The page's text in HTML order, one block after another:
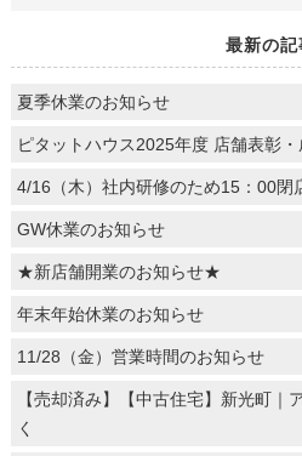
最新の記
夏季休業のお知らせ
ピタットハウス2025年度 店舗表彰
4/16（木）社内研修のため15：00閉
GW休業のお知らせ
★新店舗開業のお知らせ★
年末年始休業のお知らせ
11/28（金）営業時間のお知らせ
【売却済み】【中古住宅】新光町
く